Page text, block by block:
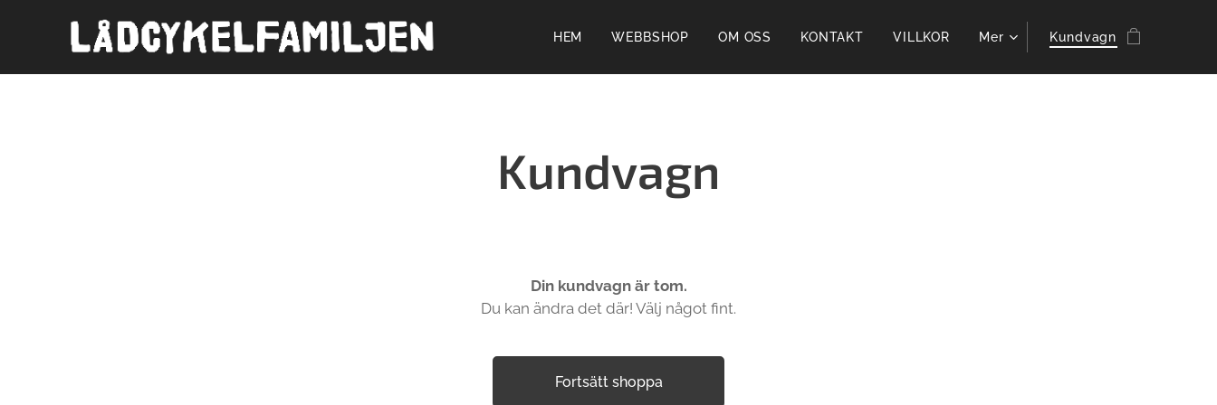
HEM WEBBSHOP OM OSS KONTAKT VILLKOR Mer Kundvagn
Kundvagn
Din kundvagn är tom.
Du kan ändra det där! Välj något fint.
Fortsätt shoppa